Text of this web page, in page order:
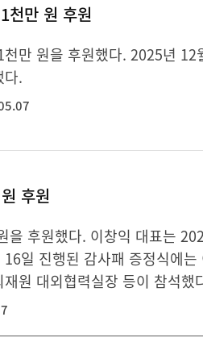
천만 원 후원
만 원을 후원했다. 2025년
다.
후원
후원했다. 이창익 대표는
일 진행된 감사패 증정식에
원 대외협력실장 등이 참석했